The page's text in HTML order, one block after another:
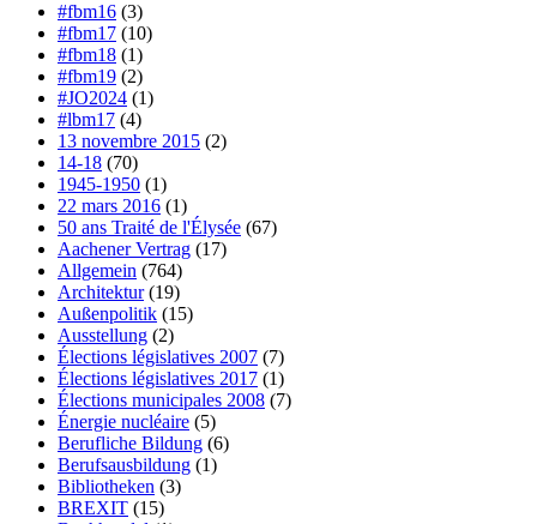
#fbm16 (3)
#fbm17 (10)
#fbm18 (1)
#fbm19 (2)
#JO2024 (1)
#lbm17 (4)
13 novembre 2015 (2)
14-18 (70)
1945-1950 (1)
22 mars 2016 (1)
50 ans Traité de l'Élysée (67)
Aachener Vertrag (17)
Allgemein (764)
Architektur(19)
Außenpolitik (15)
Ausstellung (2)
Élections législatives 2007 (7)
Élections législatives 2017 (1)
Élections municipales 2008 (7)
Énergie nucléaire (5)
Berufliche Bildung (6)
Berufsausbildung (1)
Bibliotheken (3)
BREXIT (15)